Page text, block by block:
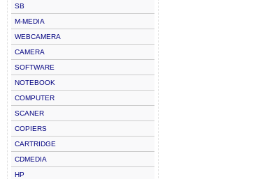
SB
M-MEDIA
WEBCAMERA
CAMERA
SOFTWARE
NOTEBOOK
COMPUTER
SCANER
COPIERS
CARTRIDGE
CDMEDIA
HP